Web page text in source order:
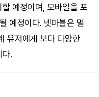
예정이며, 모바일을 포
예정이다. 넷마블은 멀
유저에게 보다 다양한
다.